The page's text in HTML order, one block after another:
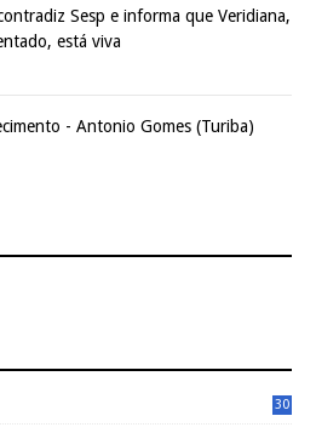
Sesp e informa que Veridiana,
está viva
- Antonio Gomes (Turiba)
30